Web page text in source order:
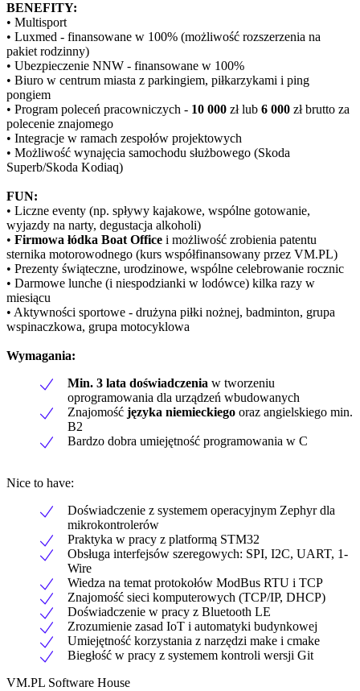
BENEFITY:
• Multisport
• Luxmed - finansowane w 100% (możliwość rozszerzenia na
pakiet rodzinny)
• Ubezpieczenie NNW - finansowane w 100%
• Biuro w centrum miasta z parkingiem, piłkarzykami i ping
pongiem
• Program poleceń pracowniczych - 10 000 zł lub 6 000 zł brutto za
polecenie znajomego
• Integracje w ramach zespołów projektowych
• Możliwość wynajęcia samochodu służbowego (Skoda
Superb/Skoda Kodiaq)
FUN:
• Liczne eventy (np. spływy kajakowe, wspólne gotowanie,
wyjazdy na narty, degustacja alkoholi)
• Firmowa łódka Boat Office i możliwość zrobienia patentu
sternika motorowodnego (kurs współfinansowany przez VM.PL)
• Prezenty świąteczne, urodzinowe, wspólne celebrowanie rocznic
• Darmowe lunche (i niespodzianki w lodówce) kilka razy w
miesiącu
• Aktywności sportowe - drużyna piłki nożnej, badminton, grupa
wspinaczkowa, grupa motocyklowa
Wymagania:
Min. 3 lata doświadczenia w tworzeniu
oprogramowania dla urządzeń wbudowanych
Znajomość języka niemieckiego oraz angielskiego min.
B2
Bardzo dobra umiejętność programowania w C
Nice to have:
Doświadczenie z systemem operacyjnym Zephyr dla
mikrokontrolerów
Praktyka w pracy z platformą STM32
Obsługa interfejsów szeregowych: SPI, I2C, UART, 1-
Wire
Wiedza na temat protokołów ModBus RTU i TCP
Znajomość sieci komputerowych (TCP/IP, DHCP)
Doświadczenie w pracy z Bluetooth LE
Zrozumienie zasad IoT i automatyki budynkowej
Umiejętność korzystania z narzędzi make i cmake
Biegłość w pracy z systemem kontroli wersji Git
VM.PL Software House